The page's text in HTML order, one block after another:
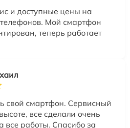
и доступные цены на
Мой смартфон
теперь работает
свой смартфон. Сервисный
все сделали очень
все работы. Спасибо за